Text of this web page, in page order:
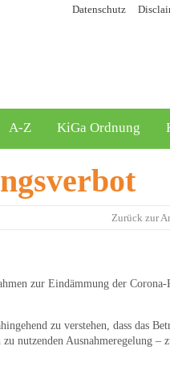
Datenschutz
A-Z KiGa Ordnung
Zurück zur
zur Eindämmung der Corona-
zu verstehen, dass das
nutzenden Ausnahmeregelung –